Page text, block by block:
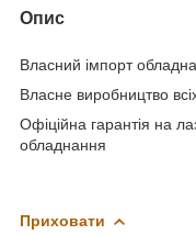
Опис
Власний імпорт
Власне виробництво
Офіційна гарантія на
обладнання
Приховати